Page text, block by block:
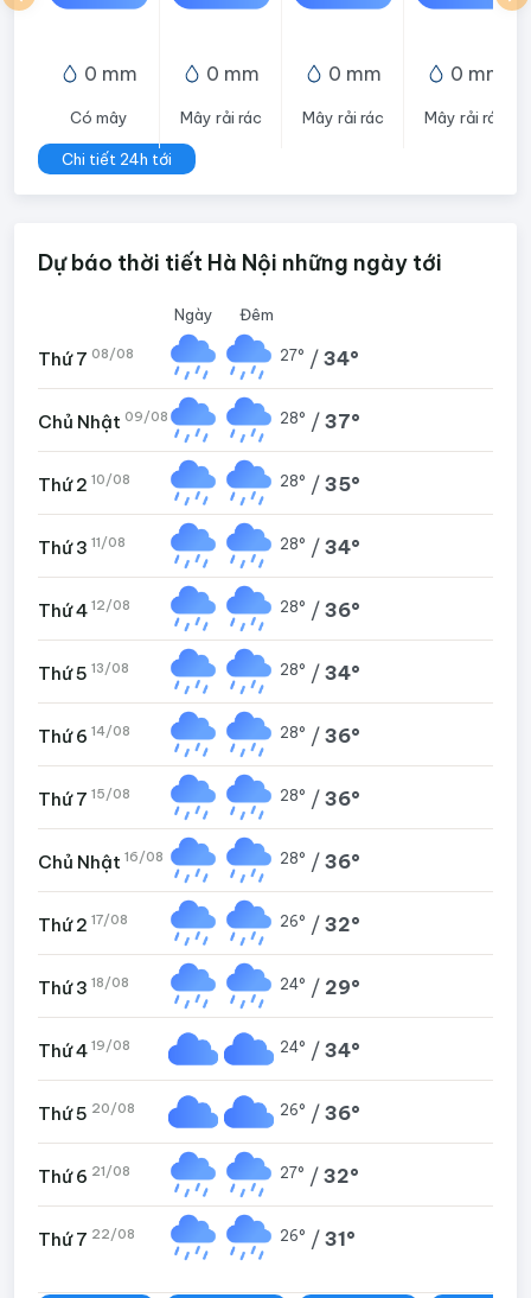
0 mm
Có mây
0 mm
Mây rải rác
0 mm
Mây rải rác
0 mm
Mây rải rác
Chi tiết 24h tới
Dự báo thời tiết Hà Nội những ngày tới
Ngày Đêm
Thứ 7 08/08 27° / 34°
Chủ Nhật 09/08 28° / 37°
Thứ 2 10/08 28° / 35°
Thứ 3 11/08 28° / 34°
Thứ 4 12/08 28° / 36°
Thứ 5 13/08 28° / 34°
Thứ 6 14/08 28° / 36°
Thứ 7 15/08 28° / 36°
Chủ Nhật 16/08 28° / 36°
Thứ 2 17/08 26° / 32°
Thứ 3 18/08 24° / 29°
Thứ 4 19/08 24° / 34°
Thứ 5 20/08 26° / 36°
Thứ 6 21/08 27° / 32°
Thứ 7 22/08 26° / 31°